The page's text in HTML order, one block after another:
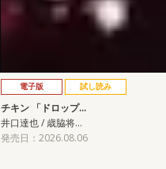
電子版 試し読み
チキン 「ドロップ…
井口達也 / 歳脇将…
発売日：2026.08.06